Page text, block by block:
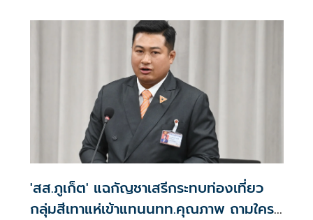
กูล นายกรัฐมนตรี และรัฐมนตรีว่าการกระทรวงมหาดไทย เมื่อ
'สส.ภูเก็ต' แฉกัญชาเสรีกระทบท่องเที่ยว
กลุ่มสีเทาแห่เข้าแทนนทท.คุณภาพ ถามใคร